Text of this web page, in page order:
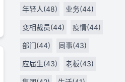
年轻人(48) 业务(44)
变相裁员(44) 疫情(44)
部门(44) 同事(43)
应届生(43) 老板(43)